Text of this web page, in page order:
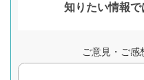
知りたい情報で
ご意見・ご感